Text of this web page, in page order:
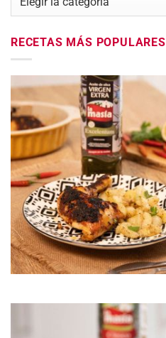
RECETAS MÁS POPULARES